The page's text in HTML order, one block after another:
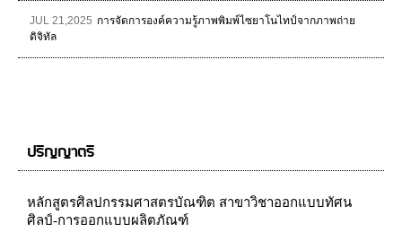
JUL 21,2025 การจัดการองค์ความรู้ภาพพิมพ์ไซยาโนไทป์จากภาพถ่าย
ดิจิทัล
ปริญญาตรี
หลักสูตรศิลปกรรมศาสตรบัณฑิต สาขาวิชาออกแบบทัศน
ศิลป์-การออกแบบผลิตภัณฑ์